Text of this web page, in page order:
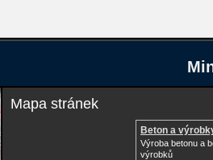
Mapa stránek
Beton a
Výroba betonu a
výrobků